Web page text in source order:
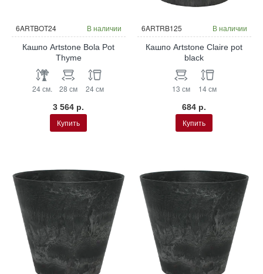
6ARTBOT24 В наличии
Кашпо Artstone Bola Pot
Thyme
24 см. 28 см 24 см
3 564 р.
Купить
6ARTRB125 В наличии
Кашпо Artstone Claire pot
black
13 см 14 см
684 р.
Купить